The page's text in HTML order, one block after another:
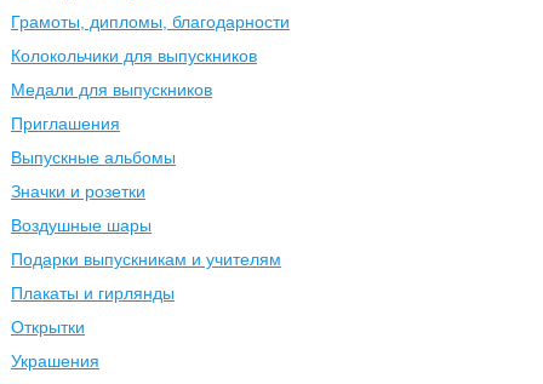
Грамоты, дипломы, благодарности
Колокольчики для выпускников
Медали для выпускников
Приглашения
Выпускные альбомы
Значки и розетки
Воздушные шары
Подарки выпускникам и учителям
Плакаты и гирлянды
Открытки
Украшения